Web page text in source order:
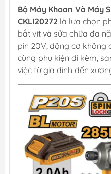
Bộ Máy Khoan Và Máy
CKLI20272 là lựa chọn
bắt vít và sửa chữa đa
pin 20V, động cơ không
cùng phụ kiện đi kèm,
việc từ gia đình đến